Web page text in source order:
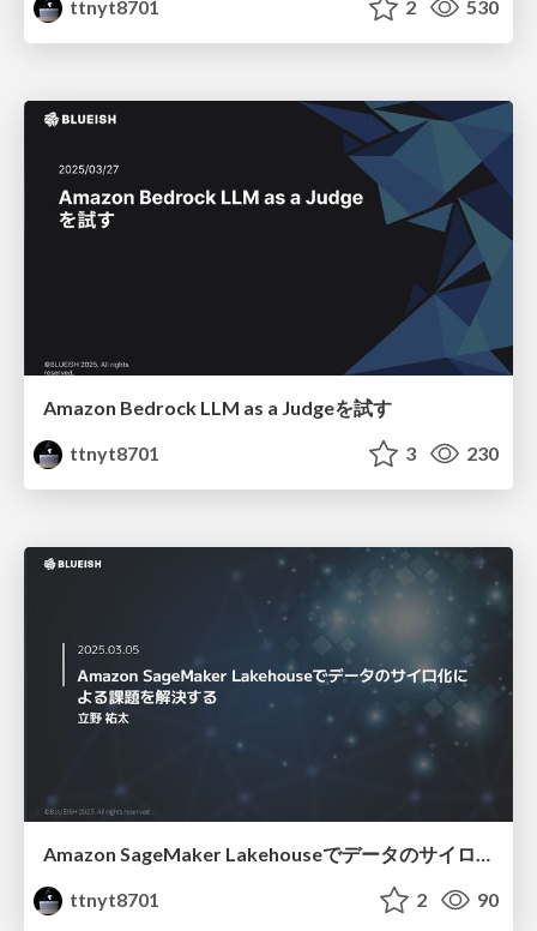
ttnyt8701 2 530
Amazon Bedrock LLM as a Judgeを試す
ttnyt8701
3 230
Amazon SageMaker Lakehouseでデータのサイロ化による課題を解決する
ttnyt8701
2 90